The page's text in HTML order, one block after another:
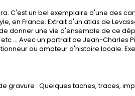
C'est un bel exemplaire d'une des
en France. Extrait d'un atlas de
donner une vie d'ensemble de ce
... Avec un portrait de Jean-Charles
ou amateur d'histoire locale.
gravure : Quelques taches, traces,